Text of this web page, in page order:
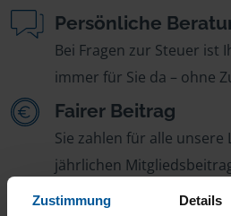
Zustimmung Details
Persönliche
Bei Fragen zur Steuer ist
immer für Sie da – ohne
Fairer Beitrag
Sie zahlen für alle
jährlichen
Jahreseinnahmen richtet.